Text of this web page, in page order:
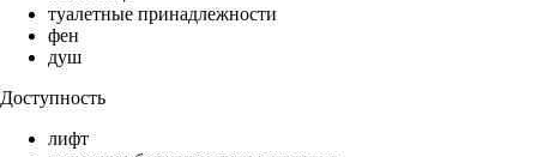
туалетные принадлежности
фен
душ
Доступность
лифт